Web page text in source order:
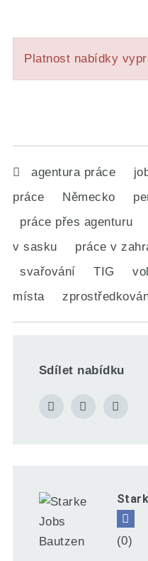
Platnost nabídky
agentura práce
práce
Německo
práce přes agenturu
v sasku
práce v
svařování
TIG
místa
Sdílet nabídku
(0)